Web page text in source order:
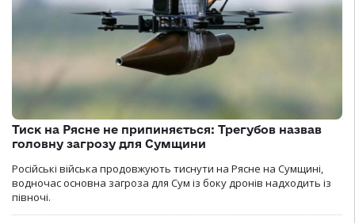
Тиск на Рясне не припиняється: Трегубов назвав
головну загрозу для Сумщини
Російські війська продовжують тиснути на Рясне на Сумщині,
водночас основна загроза для Сум із боку дронів надходить із
півночі.